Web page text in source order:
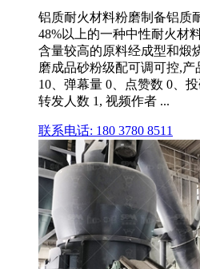
铝质耐火材料粉磨制备铝质
48%以上的一种中性耐火材
含量较高的原料经成型和煅
磨成品砂粉级配可调可控,
10、弹幕量 0、点赞数 0、
转发人数 1, 视频作者 ...
联系电话: 180 3780 8511